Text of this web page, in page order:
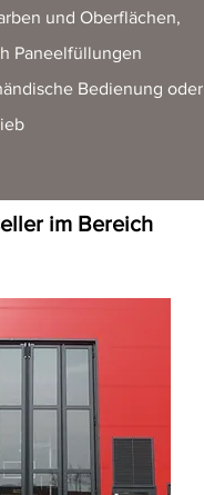
und Oberflächen,
Paneelfüllungen
Bedienung oder
im Bereich